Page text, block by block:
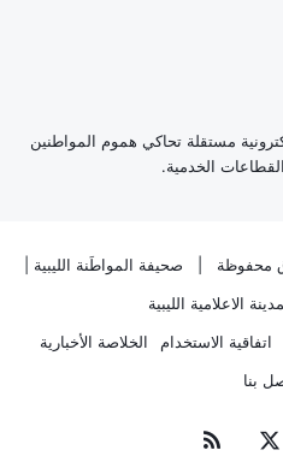
مستقلة تحاكي هموم المواطنين
الخدمية.
صحيفة المواطَنة الليبية
الاعلامية الليبية
اتفاقية الاستخدام
الخلاصة الأخبارية
بنا
ملخص